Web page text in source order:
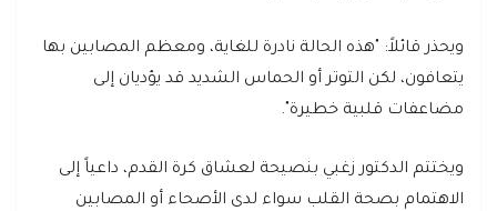
ويحذر قائلاً: "هذه الحالة نادرة للغاية، ومعظم المصابين بها
يتعافون، لكن التوتر أو الحماس الشديد قد يؤديان إلى
مضاعفات قلبية خطيرة".
ويختتم الدكتور زغبي بنصيحة لعشاق كرة القدم، داعياً إلى
الاهتمام بصحة القلب سواء لدى الأصحاء أو المصابين